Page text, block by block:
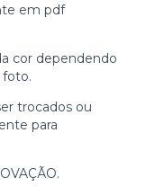
em pdf
cor dependendo
trocados ou
para